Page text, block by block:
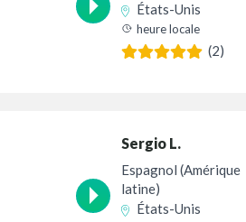
États-Unis
heure locale
(2)
Sergio L.
Espagnol (Amérique
latine)
États-Unis